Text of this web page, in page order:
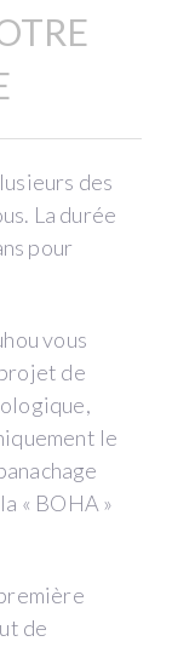
des
La durée
pour
vous
de
le
« BOHA »
de